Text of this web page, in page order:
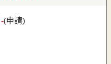
(申請)